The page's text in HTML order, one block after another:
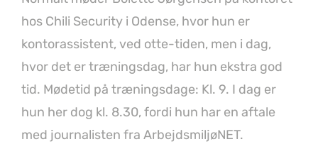
hos Chili Security i Odense, hvor hun er
kontorassistent, ved otte-tiden, men i dag,
hvor det er træningsdag, har hun ekstra god
tid. Mødetid på træningsdage: Kl. 9. I dag er
hun her dog kl. 8.30, fordi hun har en aftale
med journalisten fra ArbejdsmiljøNET.